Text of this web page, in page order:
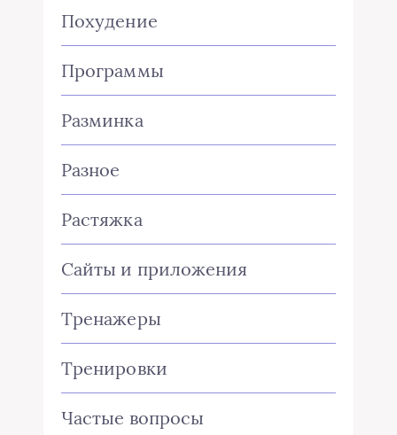
Похудение
Программы
Разминка
Разное
Растяжка
Сайты и приложения
Тренажеры
Тренировки
Частые вопросы